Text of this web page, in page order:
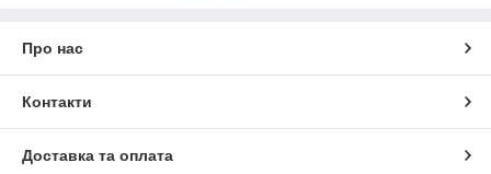
Про нас
Контакти
Доставка та оплата